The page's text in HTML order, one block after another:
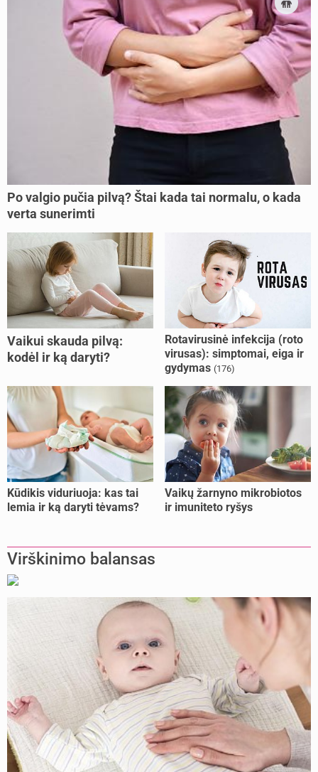
Po valgio pučia pilvą? Štai kada tai normalu, o kada
verta sunerimti
Vaikui skauda pilvą:
kodėl ir ką daryti?
Rotavirusinė infekcija (roto
virusas): simptomai, eiga ir
gydymas (176)
Kūdikis viduriuoja: kas tai
lemia ir ką daryti tėvams?
Vaikų žarnyno mikrobiotos
ir imuniteto ryšys
Virškinimo balansas